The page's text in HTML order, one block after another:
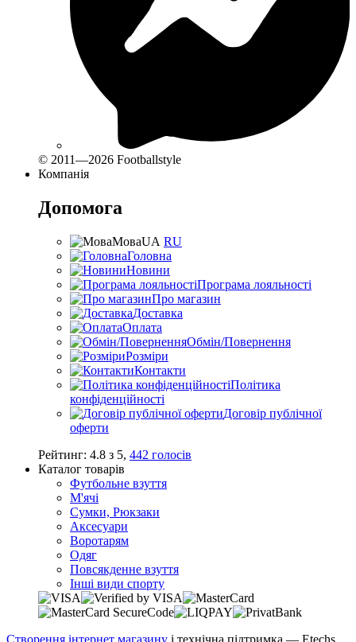
© 2011—2026 Footballstyle
Компанія
Допомога
МоваUA RU
Головна
Новини
Програма лояльності
Про магазин
Доставка
Оплата
Обмін/Повернення
Розміри
Контакти
Політика
конфіденційності
Договір публічної
оферти
Рейтинг: 4.8 з 5, 442 голосів
Каталог товарів
Футбольне взуття
М'ячі
Сумки, Рюкзаки
Аксесуари
Воротарям
Одяг
Повсякденне взуття
Інші види спорту
Створення інтернет магазину і технічна підтримка — Etechs